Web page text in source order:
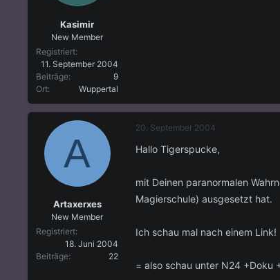
Kasimir
New Member
Registriert
11. September 2004
Beiträge
9
Ort
Wuppertal
A
Artaxerxes
New Member
Registriert
18. Juni 2004
Beiträge
22
20. September 2004
Hallo Tigerspucke,
mit Deinen paranormalen
Magierschule) ausgesetzt hat.
Ich schau mal nach einem Link!
= also schau unter N24 +Doku